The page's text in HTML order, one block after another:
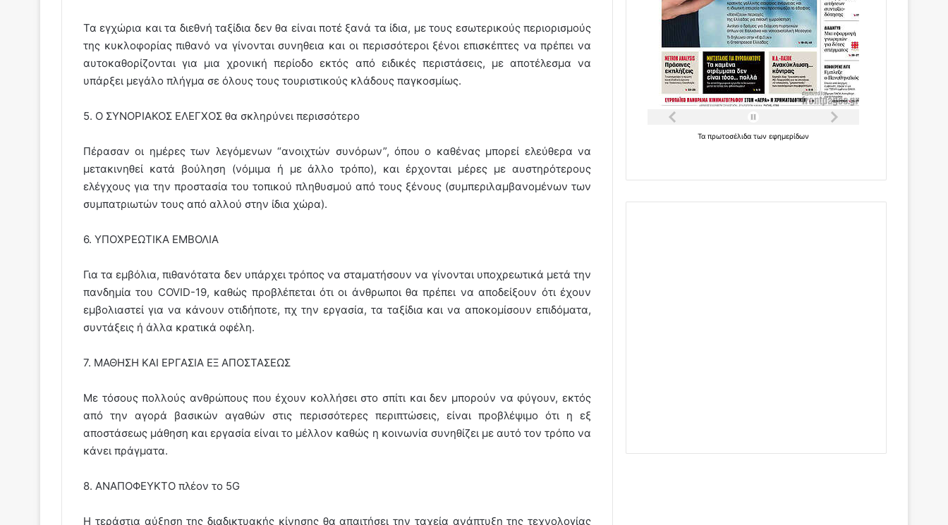
Τα εγχώρια και τα διεθνή ταξίδια δεν θα είναι ποτέ ξανά τα ίδια, με τους εσωτερικούς περιορισμούς
της κυκλοφορίας πιθανό να γίνονται συνηθεια και οι περισσότεροι ξένοι επισκέπτες να πρέπει να
αυτοκαθορίζονται για μια χρονική περίοδο εκτός από ειδικές περιστάσεις, με αποτέλεσμα να
υπάρξει μεγάλο πλήγμα σε όλους τους τουριστικούς κλάδους παγκοσμίως.
5. Ο ΣΥΝΟΡΙΑΚΟΣ ΕΛΕΓΧΟΣ θα σκληρύνει περισσότερο
Πέρασαν οι ημέρες των λεγόμενων “ανοιχτών συνόρων”, όπου ο καθένας μπορεί ελεύθερα να
μετακινηθεί κατά βούληση (νόμιμα ή με άλλο τρόπο), και έρχονται μέρες με αυστηρότερους
ελέγχους για την προστασία του τοπικού πληθυσμού από τους ξένους (συμπεριλαμβανομένων των
συμπατριωτών τους από αλλού στην ίδια χώρα).
6. ΥΠΟΧΡΕΩΤΙΚΑ ΕΜΒΟΛΙΑ
Για τα εμβόλια, πιθανότατα δεν υπάρχει τρόπος να σταματήσουν να γίνονται υποχρεωτικά μετά την
πανδημία του COVID-19, καθώς προβλέπεται ότι οι άνθρωποι θα πρέπει να αποδείξουν ότι έχουν
εμβολιαστεί για να κάνουν οτιδήποτε, πχ την εργασία, τα ταξίδια και να αποκομίσουν επιδόματα,
συντάξεις ή άλλα κρατικά οφέλη.
7. ΜΑΘΗΣΗ ΚΑΙ ΕΡΓΑΣΙΑ ΕΞ ΑΠΟΣΤΑΣΕΩΣ
Με τόσους πολλούς ανθρώπους που έχουν κολλήσει στο σπίτι και δεν μπορούν να φύγουν, εκτός
από την αγορά βασικών αγαθών στις περισσότερες περιπτώσεις, είναι προβλέψιμο ότι η εξ
αποστάσεως μάθηση και εργασία είναι το μέλλον καθώς η κοινωνία συνηθίζει με αυτό τον τρόπο να
κάνει πράγματα.
8. ΑΝΑΠΟΦΕΥΚΤΟ πλέον το 5G
Η τεράστια αύξηση της διαδικτυακής κίνησης θα απαιτήσει την ταχεία ανάπτυξη της τεχνολογίας
Ταπρωτοσέλιδατωνεφημερίδων